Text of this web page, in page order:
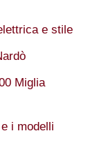
e stile
Miglia
i modelli